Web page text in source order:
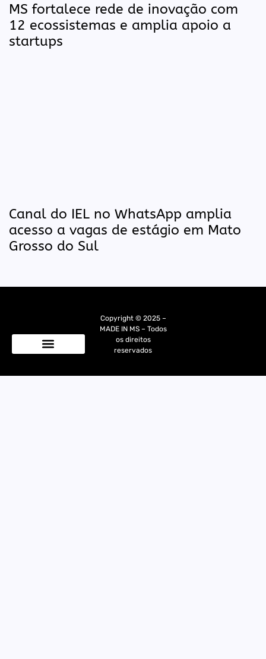
MS fortalece rede de inovação com
12 ecossistemas e amplia apoio a
startups
Canal do IEL no WhatsApp amplia
acesso a vagas de estágio em Mato
Grosso do Sul
Copyright © 2025 –
MADE IN MS – Todos
os direitos
reservados